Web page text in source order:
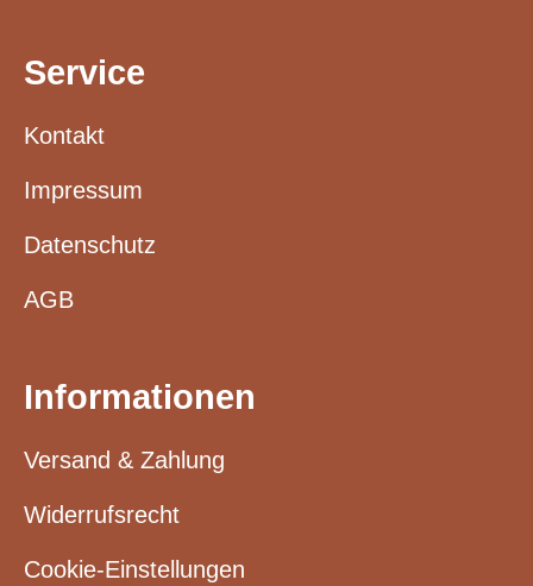
Service
Kontakt
Impressum
Datenschutz
AGB
Informationen
Versand & Zahlung
Widerrufsrecht
Cookie-Einstellungen